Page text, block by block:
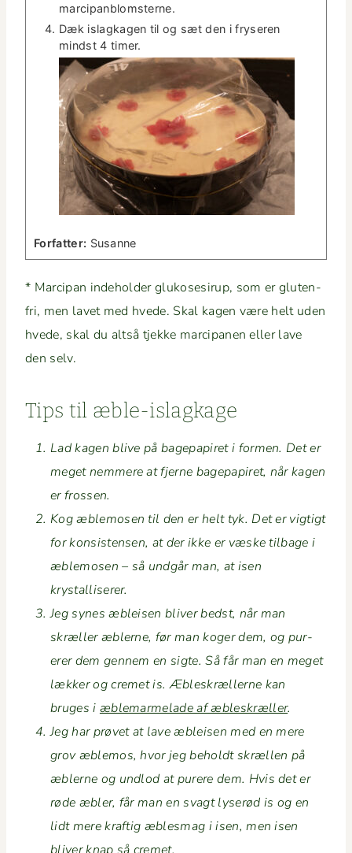
marcipanblomsterne.
Dæk islagk­a­gen til og sæt den i fry­seren
mindst 4 timer.
For­fat­ter: Susanne
* Mar­ci­pan inde­hold­er glukos­esirup, som er gluten­
fri, men lavet med hvede. Skal kagen være helt uden
hvede, skal du alt­så tjekke mar­ci­pa­nen eller lave
den selv.
Tips til æble-islagkage
Lad kagen blive på bagepa­piret i for­men. Det er
meget nem­mere at fjerne bagepa­piret, når kagen
er frossen.
Kog æble­mosen til den er helt tyk. Det er vigtigt
for kon­sis­tensen, at der ikke er væske tilbage i
æble­mosen – så undgår man, at isen
krystalliserer.
Jeg synes æbleisen bliv­er bedst, når man
skræller æblerne, før man koger dem, og pur­
erer dem gen­nem en sigte. Så får man en meget
lækker og cremet is. Æbleskrællerne kan
bruges i æble­marme­lade af æbleskræller.
Jeg har prøvet at lave æbleisen med en mere
grov æble­mos, hvor jeg beholdt skrællen på
æblerne og und­lod at purere dem. Hvis det er
røde æbler, får man en svagt lyserød is og en
lidt mere kraftig æbles­mag i isen, men isen